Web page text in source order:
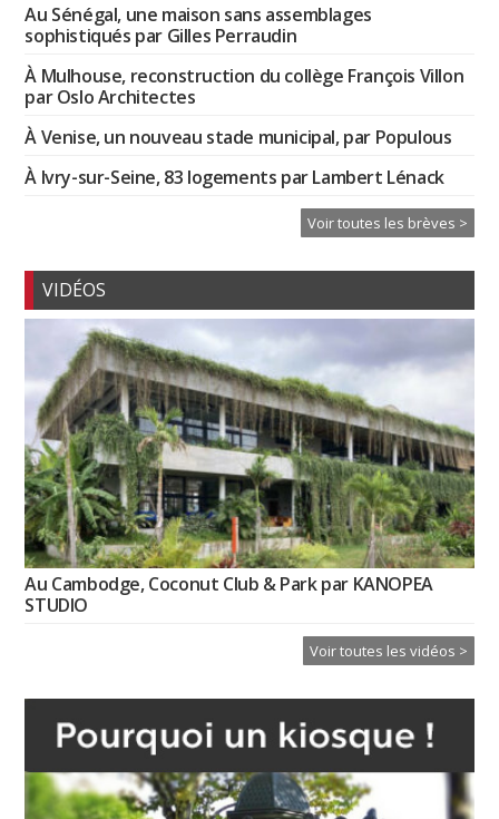
Au Sénégal, une maison sans assemblages
sophistiqués par Gilles Perraudin
À Mulhouse, reconstruction du collège François Villon
par Oslo Architectes
À Venise, un nouveau stade municipal, par Populous
À Ivry-sur-Seine, 83 logements par Lambert Lénack
Voir toutes les brèves >
VIDÉOS
Au Cambodge, Coconut Club & Park par KANOPEA
STUDIO
Voir toutes les vidéos >